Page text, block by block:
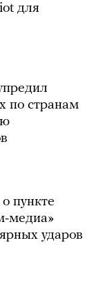
для
по странам
пункте
медиа»
ударов